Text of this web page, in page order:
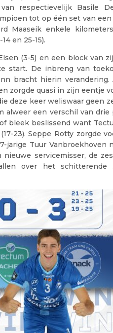
respectievelijk Basile
tot op één set van
Maaseik enkele
en 25-15).
(3-5) en een block van
start. De inbreng van
bracht hierin verandering.
zorgde quasi in zijn eentje
deze keer weliswaar geen
alweer een verschil van
bleek beslissend want
23). Seppe Rotty zorgde
jarige Tuur Vanbroekhoven
servicemisser, de
over het schitterende